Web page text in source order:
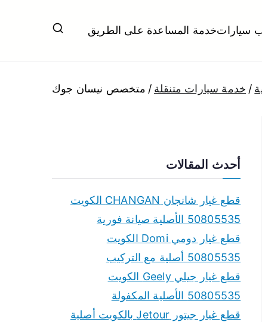
بطاريات بارخص الاسعار
سياراتخدمة المساعدة على الطريق
خدمة سيارات متنقلة متخصص نيسان جوك
أحدث المقالات
قطع غيار شانجان CHANGAN الكويت
50805535 الأصلية صيانة فورية
قطع غيار دومي Domi الكويت
50805535 أصلية مع التركيب
قطع غيار جيلي Geely الكويت
50805535 الأصلية المكفولة
قطع غيار جيتور Jetour بالكويت أصلية